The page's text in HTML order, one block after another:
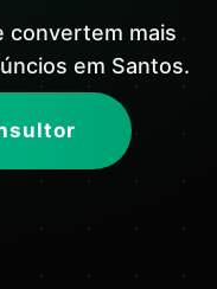
convertem mais
em Santos.